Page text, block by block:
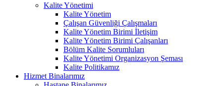
Kalite Yönetimi
Kalite Yönetim
Çalışan Güvenliği Çalışmaları
Kalite Yönetim Birimi İletişim
Kalite Yönetim Birimi Çalışanları
Bölüm Kalite Sorumluları
Kalite Yönetimi Organizasyon Şeması
Kalite Politikamız
Hizmet Binalarımız